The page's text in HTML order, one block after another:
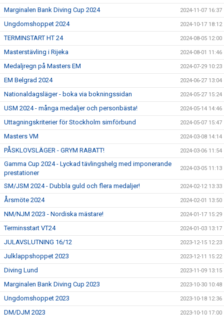
Marginalen Bank Diving Cup 2024 2024-11-07 16:37
Ungdomshoppet 2024 2024-10-17 18:12
TERMINSTART HT 24 2024-08-05 12:00
Masterstävling i Rijeka 2024-08-01 11:46
Medaljregn på Masters EM 2024-07-29 10:23
EM Belgrad 2024 2024-06-27 13:04
Nationaldagsläger - boka via bokningssidan 2024-05-27 15:24
USM 2024 - många medaljer och personbästa! 2024-05-14 14:46
Uttagningskriterier för Stockholm simförbund 2024-05-07 15:47
Masters VM 2024-03-08 14:14
PÅSKLOVSLÄGER - GRYM RABATT! 2024-03-06 11:54
Gamma Cup 2024 - Lyckad tävlingshelg med imponerande
prestationer
2024-03-05 11:13
SM/JSM 2024 - Dubbla guld och flera medaljer! 2024-02-12 13:33
Årsmöte 2024 2024-02-01 13:50
NM/NJM 2023 - Nordiska mästare! 2024-01-17 15:29
Terminsstart VT24 2024-01-03 13:17
JULAVSLUTNING 16/12 2023-12-15 12:23
Julklappshoppet 2023 2023-12-11 15:22
Diving Lund 2023-11-09 13:15
Marginalen Bank Diving Cup 2023 2023-10-30 10:48
Ungdomshoppet 2023 2023-10-18 12:36
DM/DJM 2023 2023-10-10 17:00